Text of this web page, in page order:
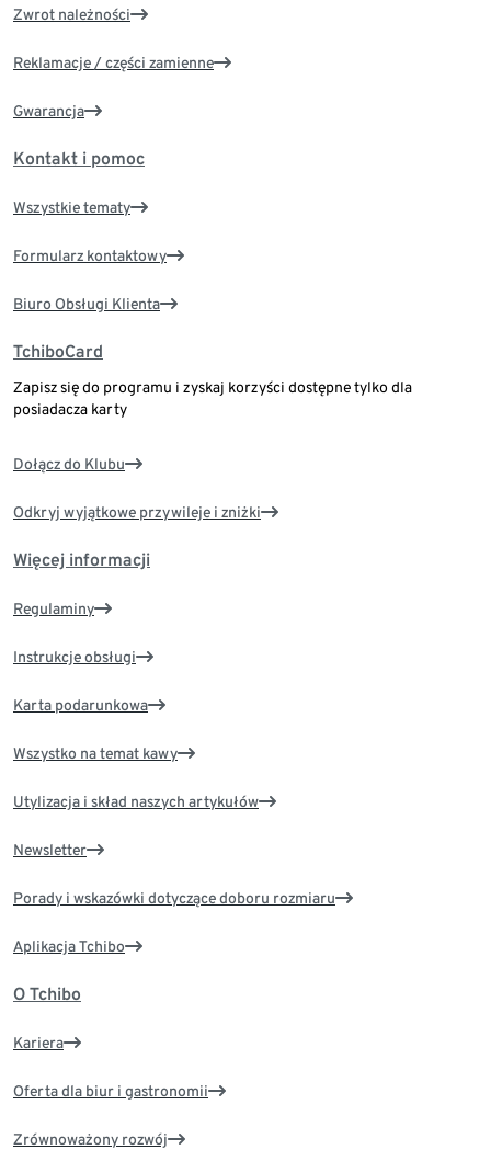
Zwrot należności
Reklamacje / części zamienne
Gwarancja
Kontakt i pomoc
Wszystkie tematy
Formularz kontaktowy
Biuro Obsługi Klienta
TchiboCard
Zapisz się do programu i zyskaj korzyści dostępne tylko dla
posiadacza karty
Dołącz do Klubu
Odkryj wyjątkowe przywileje i zniżki
Więcej informacji
Regulaminy
Instrukcje obsługi
Karta podarunkowa
Wszystko na temat kawy
Utylizacja i skład naszych artykułów
Newsletter
Porady i wskazówki dotyczące doboru rozmiaru
Aplikacja Tchibo
O Tchibo
Kariera
Oferta dla biur i gastronomii
Zrównoważony rozwój